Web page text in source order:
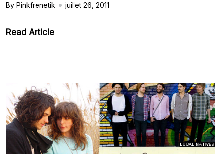
By Pinkfrenetik juillet 26, 2011
Read Article